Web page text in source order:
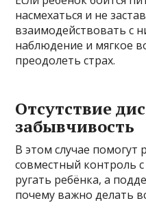
насмехаться и не
взаимодействовать с
наблюдение и мягкое
преодолеть страх.
Отсутствие
забывчивость
В этом случае помогут
совместный контроль
ругать ребёнка, а
почему важно делать